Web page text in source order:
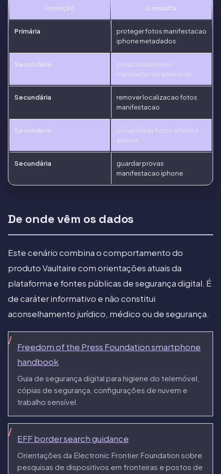
Intenção Consulta
Primária
proteger fotos manifestacao
iphone metadados
Secundária
privacidade video
manifestacao telemovel
Secundária
remover localizacao fotos
manifestacao
Secundária
privacidade fotos ativismo
iphone
Secundária
guardar provas
manifestacao iphone
De onde vêm os dados
Este cenário combina o comportamento do
produto Vaultaire com orientações atuais da
plataforma e fontes públicas de segurança digital. É
de caráter informativo e não constitui
aconselhamento jurídico, médico ou de segurança.
Freedom of the Press Foundation smartphone
handbook
Guia de segurança digital para higiene do telemóvel,
cópias de segurança, configurações de nuvem e
trabalho sensível.
EFF border search guidance
Orientações da Electronic Frontier Foundation sobre
pesquisas de dispositivos em fronteiras e postos de